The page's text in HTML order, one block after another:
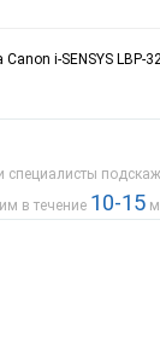
i-SENSYS LBP-
специалисты
в течение 10-15